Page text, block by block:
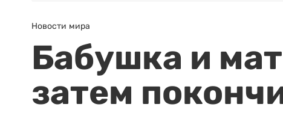
Новости мира
Бабушка и
затем